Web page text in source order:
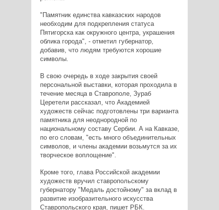
"Памятник единства кавказских народов
необходим для подкрепления статуса
Пятигорска как окружного центра, украшения
облика города", - отметил губернатор,
добавив, что людям требуются хорошие
символы.
В свою очередь в ходе закрытия своей
персональной выставки, которая проходила в
течение месяца в Ставрополе, Зураб
Церетели рассказал, что Академией
художеств сейчас подготовлены три варианта
памятника для неоднородной по
национальному составу Сербии. А на Кавказе,
по его словам, "есть много объединительных
символов, и члены академии возьмутся за их
творческое воплощение".
Кроме того, глава Российской академии
художеств вручил ставропольскому
губернатору "Медаль достойному" за вклад в
развитие изобразительного искусства
Ставропольского края, пишет РБК.